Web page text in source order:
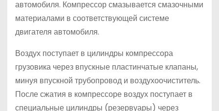
автомобиля. Компрессор смазывается смазочными
материалами в соответствующей системе
двигателя автомобиля.
Воздух поступает в цилиндры компрессора
грузовика через впускные пластинчатые клапаны,
минуя впускной трубопровод и воздухоочиститель.
После сжатия в компрессоре воздух поступает в
специальные цилиндры (резервуары) через